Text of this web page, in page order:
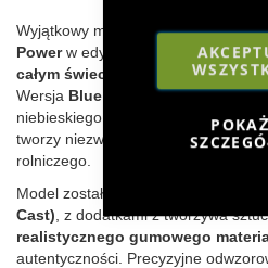
POKAŻ
Wyjątkowy model kolekcjonerski
Powerw edycji limitowanej do
całym świecie
to propozycja dla
Wersja Blue Power
wyróżnia się
niebieskiego, który w połączeniu z
tworzy niezwykle efektowną
rolniczego.
Model został wykonany głównie z
Cast) , z dodatkami z tworzywa
realistycznego gumowego
autentyczności. Precyzyjne